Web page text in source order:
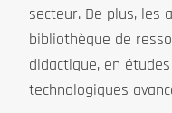
secteur. De plus, les
bibliothèque de
didactique, en
technologiques